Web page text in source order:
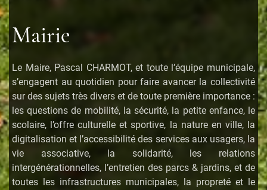
Mairie
Le Maire, Pascal CHARMOT, et toute l’équipe municipale,
s’engagent au quotidien pour faire avancer la collectivité
sur des sujets très divers et de toute première importance :
les questions de mobilité, la sécurité, la petite enfance, le
scolaire, l’offre culturelle et sportive, la nature en ville, la
digitalisation et l’accessibilité des services aux usagers, la
vie associative, la solidarité, les relations
intergénérationnelles, l’entretien des parcs & jardins, et de
toutes les infrastructures municipales, la propreté et le